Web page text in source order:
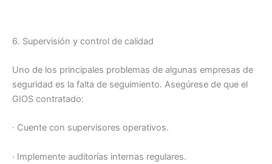
6. Supervisión y control de calidad
Uno de los principales problemas de algunas empresas de
seguridad es la falta de seguimiento. Asegúrese de que el
GIOS contratado:
· Cuente con supervisores operativos.
· Implemente auditorías internas regulares.